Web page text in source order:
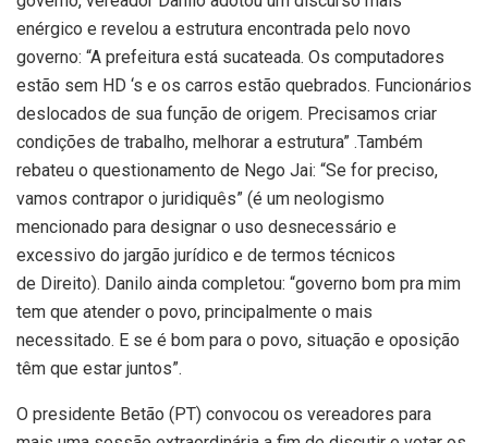
enérgico e revelou a estrutura encontrada pelo novo
governo: “A prefeitura está sucateada. Os computadores
estão sem HD ‘s e os carros estão quebrados. Funcionários
deslocados de sua função de origem. Precisamos criar
condições de trabalho, melhorar a estrutura” .Também
rebateu o questionamento de Nego Jai: “Se for preciso,
vamos contrapor o juridiquês” (é um neologismo
mencionado para designar o uso desnecessário e
excessivo do jargão jurídico e de termos técnicos
de Direito). Danilo ainda completou: “governo bom pra mim
tem que atender o povo, principalmente o mais
necessitado. E se é bom para o povo, situação e oposição
têm que estar juntos”.
O presidente Betão (PT) convocou os vereadores para